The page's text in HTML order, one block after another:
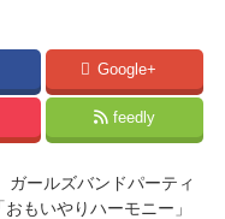
Google+
feedly
ールズバンドパーティ
もいやりハーモニー」